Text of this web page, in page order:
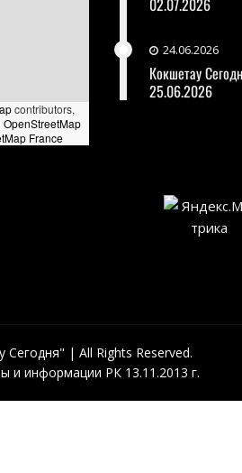
contributors,
France
02.07.2026
24.06.2026
Кокшетау
25.06.2026
Сегодня" | All Rights Reserved.
и информации РК 13.11.2013 г.